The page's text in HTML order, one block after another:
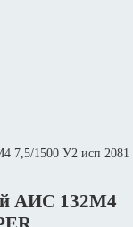
7,5/1500 У2 исп 2081
АИС 132М4